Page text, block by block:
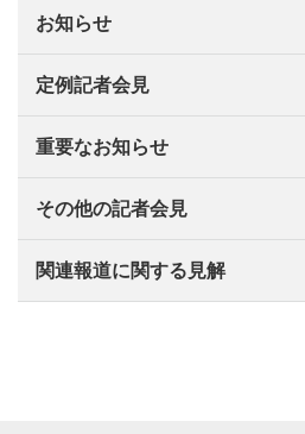
お知らせ
定例記者会見
重要なお知らせ
その他の記者会見
関連報道に関する見解